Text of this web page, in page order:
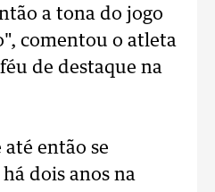
a tona do jogo
comentou o atleta
de destaque na
até então se
dois anos na